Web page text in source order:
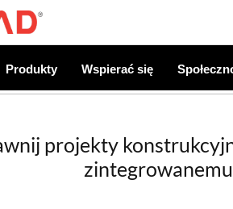
Produkty Wspierać się
projekty